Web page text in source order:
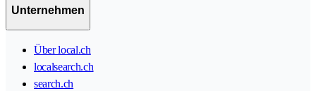
Unternehmen
Über local.ch
localsearch.ch
search.ch